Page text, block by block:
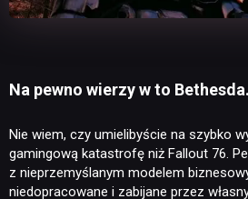
Na pewno wierzy w to Bethesda.
Nie wiem, czy umielibyście na szybko
gamingową katastrofę niż Fallout 76.
z nieprzemyślanym modelem
niedopracowane i zabijane przez